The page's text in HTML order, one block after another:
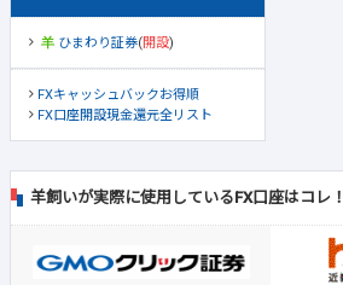
ひまわり証券(開設)
FXキャッシュバックお得順
FX口座開設現金還元全リスト
羊飼いが実際に使用しているFX口座はコレ！